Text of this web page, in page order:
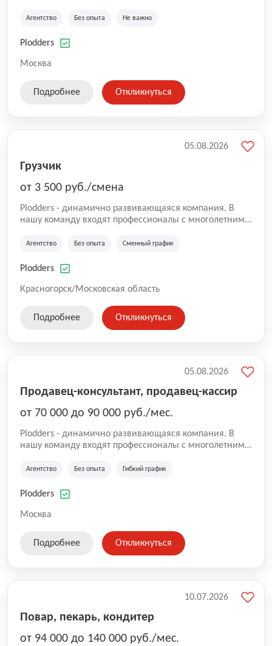
на рынке аутсорсинга, а накопленный опыт позволяют
оказываемых услуг.
Агентство Без опыта Не важно
Plodders
Москва
Подробнее Откликнуться
Грузчик
от 3 500 руб./смена
Plodders - динамично развивающаяся компания. В
нашу команду входят профессионалы с многолетним
на рынке аутсорсинга, а накопленный опыт позволяют
оказываемых услуг.
Агентство Без опыта Сменный график
Plodders
Красногорск/Московская область
05.08.2026
Подробнее Откликнуться
Продавец-консультант, продавец-кассир
от 70 000 до 90 000 руб./мес.
Plodders - динамично развивающаяся компания. В
нашу команду входят профессионалы с многолетним
на рынке аутсорсинга, а накопленный опыт позволяют
оказываемых услуг.
Агентство Без опыта Гибкий график
Plodders
Москва
05.08.2026
Подробнее Откликнуться
Повар, пекарь, кондитер
от 94 000 до 140 000 руб./мес.
10.07.2026